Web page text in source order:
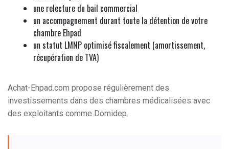
une relecture du bail commercial
un accompagnement durant toute la détention de votre
chambre Ehpad
un statut LMNP optimisé fiscalement (amortissement,
récupération de TVA)
Achat-Ehpad.com propose régulièrement des
investissements dans des chambres médicalisées avec
des exploitants comme Domidep.